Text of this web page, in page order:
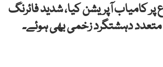
کامیاب آپریشن کیا، شدید فائرنگ